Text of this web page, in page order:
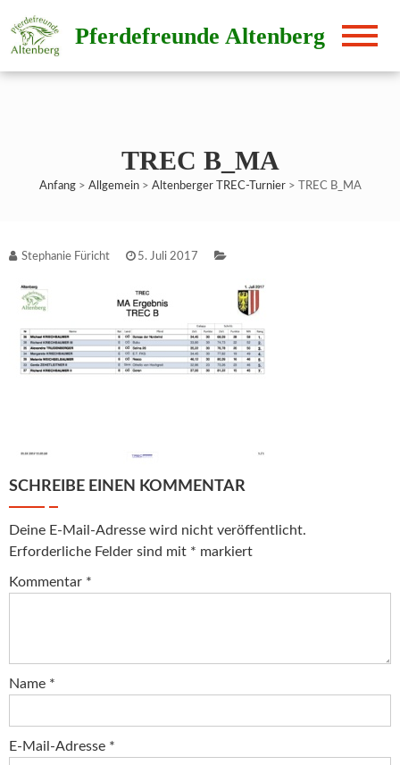
zum
Inhalt
Pferdefreunde Altenberg
TREC B_MA
Anfang> Allgemein> Altenberger TREC-Turnier> TREC B_MA
Stephanie Füricht 5. Juli 2017
SCHREIBE EINEN KOMMENTAR
Deine E-Mail-Adresse wird nicht veröffentlicht.
Erforderliche Felder sind mit * markiert
Kommentar *
Name *
E-Mail-Adresse *